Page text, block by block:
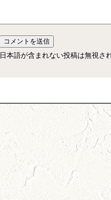
日本語が含まれない投稿は無視さ